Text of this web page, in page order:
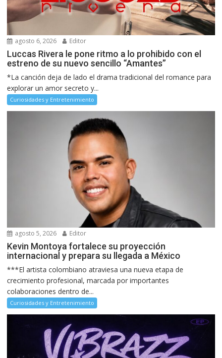
agosto 6, 2026 Editor
Luccas Rivera le pone ritmo a lo prohibido con el
estreno de su nuevo sencillo “Amantes”
*La canción deja de lado el drama tradicional del romance para
explorar un amor secreto y...
Curiosidades y Entretenimiento
agosto 5, 2026 Editor
Kevin Montoya fortalece su proyección
internacional y prepara su llegada a México
***El artista colombiano atraviesa una nueva etapa de
crecimiento profesional, marcada por importantes
colaboraciones dentro de...
Curiosidades y Entretenimiento